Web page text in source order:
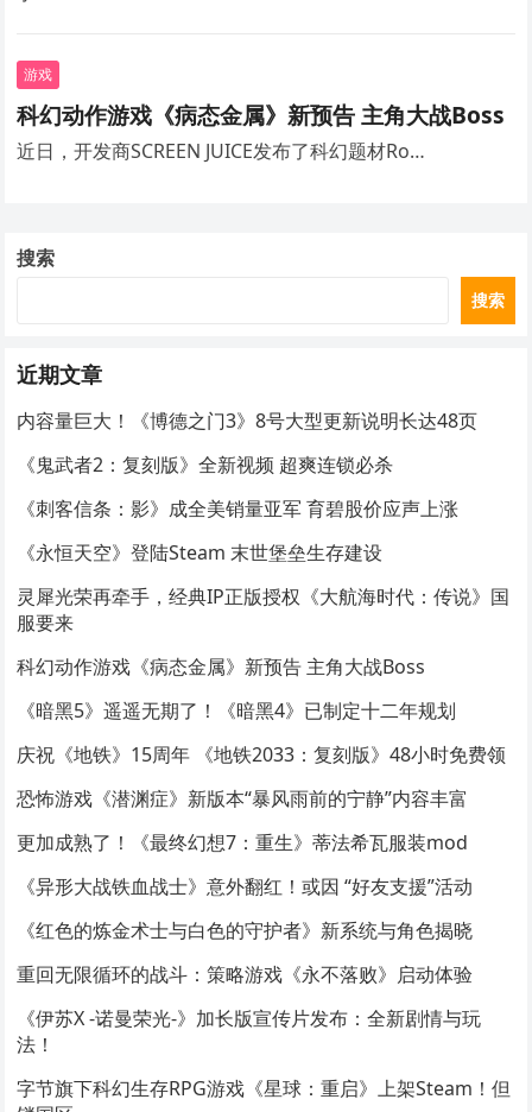
游戏
科幻动作游戏《病态金属》新预告 主角大战Boss
近日，开发商SCREEN JUICE发布了科幻题材Ro…
搜索
搜索
近期文章
内容量巨大！《博德之门3》8号大型更新说明长达48页
《鬼武者2：复刻版》全新视频 超爽连锁必杀
《刺客信条：影》成全美销量亚军 育碧股价应声上涨
《永恒天空》登陆Steam 末世堡垒生存建设
灵犀光荣再牵手，经典IP正版授权《大航海时代：传说》国
服要来
科幻动作游戏《病态金属》新预告 主角大战Boss
《暗黑5》遥遥无期了！《暗黑4》已制定十二年规划
庆祝《地铁》15周年 《地铁2033：复刻版》48小时免费领
恐怖游戏《潜渊症》新版本“暴风雨前的宁静”内容丰富
更加成熟了！《最终幻想7：重生》蒂法希瓦服装mod
《异形大战铁血战士》意外翻红！或因 “好友支援”活动
《红色的炼金术士与白色的守护者》新系统与角色揭晓
重回无限循环的战斗：策略游戏《永不落败》启动体验
《伊苏X -诺曼荣光-》加长版宣传片发布：全新剧情与玩
法！
字节旗下科幻生存RPG游戏《星球：重启》上架Steam！但